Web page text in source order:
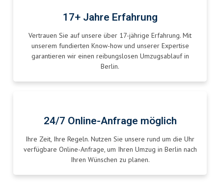
17+ Jahre Erfahrung
Vertrauen Sie auf unsere über 17-jährige Erfahrung. Mit
unserem fundierten Know-how und unserer Expertise
garantieren wir einen reibungslosen Umzugsablauf in
Berlin.
24/7 Online-Anfrage möglich
Ihre Zeit, Ihre Regeln. Nutzen Sie unsere rund um die Uhr
verfügbare Online-Anfrage, um Ihren Umzug in Berlin nach
Ihren Wünschen zu planen.